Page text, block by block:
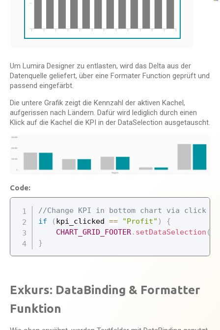
Um Lumira Designer zu entlasten, wird das Delta aus der
Datenquelle geliefert, über eine Formater Function geprüft und
passend eingefärbt.
Die untere Grafik zeigt die Kennzahl der aktiven Kachel,
aufgerissen nach Ländern. Dafür wird lediglich durch einen
Klick auf die Kachel die KPI in der DataSelection ausgetauscht.
Code:
//Change KPI in bottom chart via click
if
( kpi_clicked == "Profit" )
{
CHART_GRID_FOOTER. setDataSelection (
}
Exkurs: DataBinding & Formatter
Funktion